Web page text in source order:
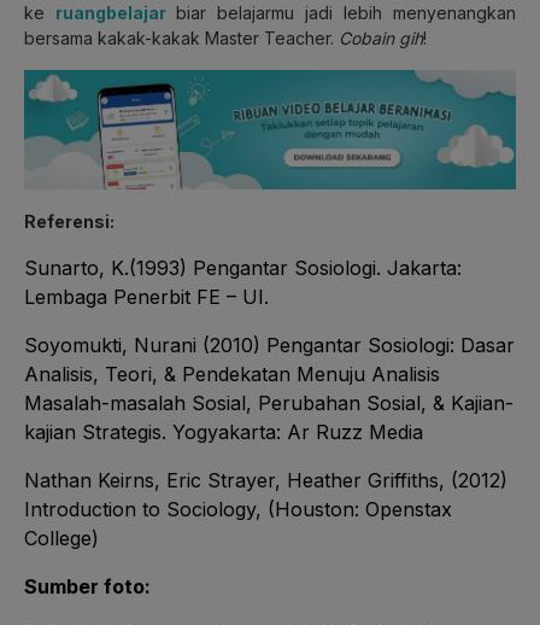
ke ruangbelajar biar belajarmu jadi lebih menyenangkan
bersama kakak-kakak Master Teacher. Cobain gih!
Referensi:
Sunarto, K.(1993) Pengantar Sosiologi. Jakarta:
Lembaga Penerbit FE – UI.
Soyomukti, Nurani (2010) Pengantar Sosiologi: Dasar
Analisis, Teori, & Pendekatan Menuju Analisis
Masalah-masalah Sosial, Perubahan Sosial, & Kajian-
kajian Strategis. Yogyakarta: Ar Ruzz Media
Nathan Keirns, Eric Strayer, Heather Griffiths, (2012)
Introduction to Sociology, (Houston: Openstax
College)
Sumber foto: